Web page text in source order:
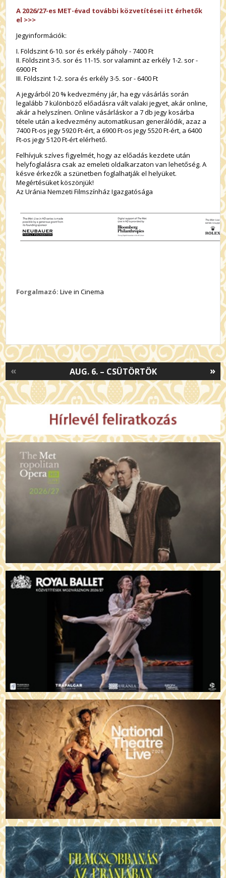
A 2026/27-es MET-évad további közvetítései itt érhetők
el >>>
Jegyinformációk:
I. Földszint 6-10. sor és erkély páholy - 7400 Ft
II. Földszint 3-5. sor és 11-15. sor valamint az erkély 1-2. sor -
6900 Ft
III. Földszint 1-2. sora és erkély 3-5. sor - 6400 Ft
A jegyárból 20 % kedvezmény jár, ha egy vásárlás során
legalább 7 különböző előadásra vált valaki jegyet, akár online,
akár a helyszínen. Online vásárláskor a 7 db jegy kosárba
tétele után a kedvezmény automatikusan generálódik, azaz a
7400 Ft-os jegy 5920 Ft-ért, a 6900 Ft-os jegy 5520 Ft-ért, a 6400
Ft-os jegy 5120 Ft-ért elérhető.
Felhívjuk szíves figyelmét, hogy az előadás kezdete után
helyfoglalásra csak az emeleti oldalkarzaton van lehetőség. A
késve érkezők a szünetben foglalhatják el helyüket.
Megértésüket köszönjük!
Az Uránia Nemzeti Filmszínház Igazgatósága
Forgalmazó: Live in Cinema
»
AUG. 6. – CSÜTÖRTÖK
«